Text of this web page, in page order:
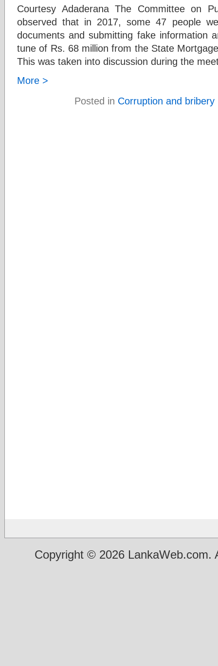
Courtesy Adaderana The Committee on
observed that in 2017, some 47 people
documents and submitting fake information
tune of Rs. 68 million from the State
This was taken into discussion during the
More >
Posted in Corruption and bribery
Copyright © 2026 LankaWeb.com.